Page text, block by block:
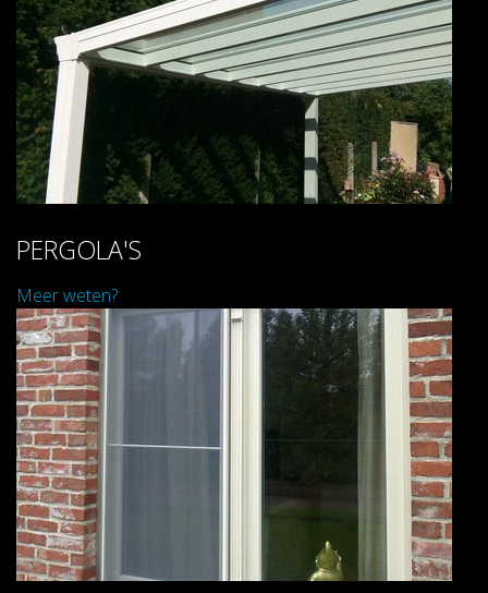
PERGOLA'S
Meer weten?